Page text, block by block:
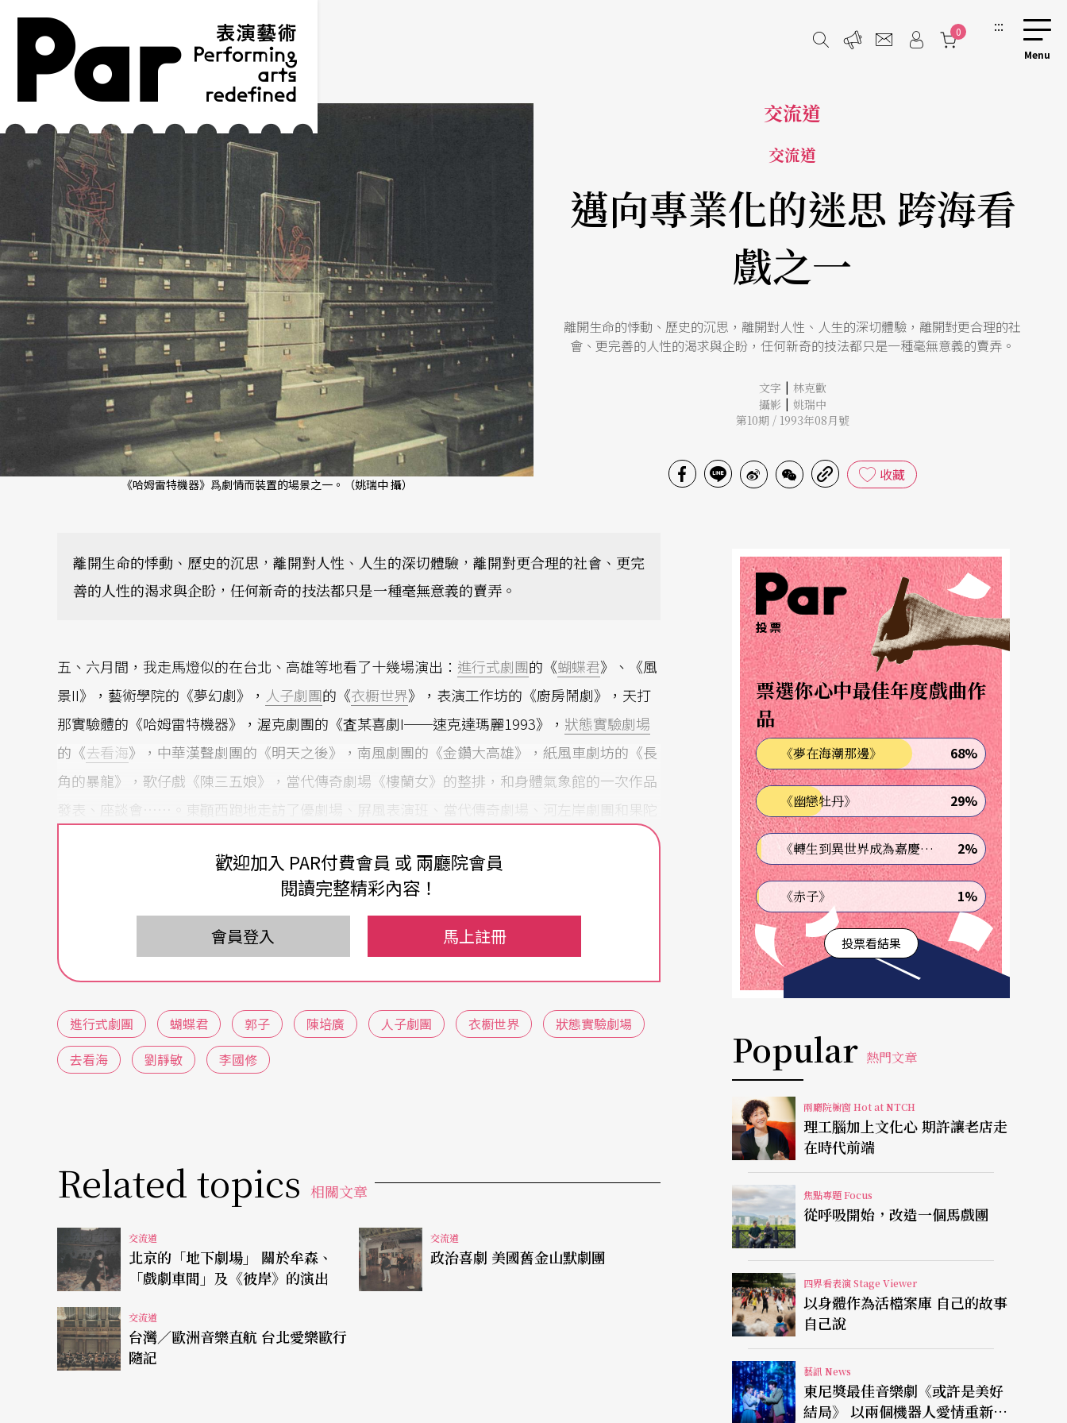
跳到主要內容區塊
網站導覽
0 :::
《哈姆雷特機器》爲劇情而裝置的場景之一。（姚瑞中 攝）
交流道
交流道
邁向專業化的迷思 跨海看
戲之一
離開生命的悸動、歷史的沉思，離開對人性、人生的深切體驗，離開對更合理的社
會、更完善的人性的渴求與企盼，任何新奇的技法都只是一種毫無意義的賣弄。
文字 | 林克歡
攝影 | 姚瑞中
第10期 / 1993年08月號
收藏
離開生命的悸動、歷史的沉思，離開對人性、人生的深切體驗，離開對更合理的社會、更完
善的人性的渴求與企盼，任何新奇的技法都只是一種毫無意義的賣弄。
五、六月間，我走馬燈似的在台北、高雄等地看了十幾場演出： 進行式劇團的《蝴蝶君》、《風
景II》，藝術學院的《夢幻劇》， 人子劇團的《衣櫉世界》，表演工作坊的《廚房鬧劇》，天打
那實驗體的《哈姆雷特機器》，渥克劇團的《査某喜劇I──速克達瑪麗1993》， 狀態實驗劇場
的《去看海》，中華漢聲劇團的《明天之後》，南風劇團的《金鑽大高雄》，紙風車劇坊的《長
角的暴龍》，歌仔戲《陳三五娘》，當代傳奇劇場《樓蘭女》的整排，和身體氣象館的一次作品
發表、座談會……。東顚西跑地走訪了優劇場、屛風表演班、當代傳奇劇場、河左岸劇團和果陀
劇場，同許多老朋友、新朋友不拘形式地交換了一些彼此的看法，使我獲益匪淺。但作爲一個來
去匆匆的訪問者和觀衆，我所得到的印象新鮮而零碎、紛繁而糾雜。這篇觀感簡略地寫下我對現
階段台灣戲劇的整體性感受和由此而引發的思索，至於涉及理論及美學層面的課題，留待以後再
小劇場：有待重新定位
在我所看到的演出中，有屬於地方戲曲的歌仔戲，有仍然信守寫實主義的傳統話劇，也有像《廚
房鬧劇》和《蝴蝶君》這類觀衆面比較寬泛的類商業演出，但大多數則是在小劇場演出，以靑少
年觀衆爲主要對像的實驗戲劇。它們各自擁有自己相對固定的觀衆群，不同類型的戲劇演出，適
但最令我感興趣的是台灣實驗劇的現狀和它的未來趨向。八〇年代以後，台灣小劇場活動從無到
有，生生滅滅，不絕如縷，終於蔚爲大觀，成爲民衆──尤其是靑少年──文化、精神生活一個
重要的組成部分，成爲戲劇探索和戲劇發展最活躍、最富有生命力的原創因素。
台灣小劇場活動在八〇年代初期、中期的發軔、勃興，有著台灣社會、政治、經濟、文化各方面
〇年代實驗戲劇的方法和經驗，成爲直接的推動力。但更爲重要的原因，恐怕是小劇場適時地成
爲激進的知識靑年突破學校的圍牆，直接與社會溝通的渠道，成了知識靑年次文化自我認同、自
歡迎加入 PAR付費會員 或 兩廳院會員
閱讀完整精彩內容！
會員登入 馬上註冊
進行式劇團 蝴蝶君 郭子 陳培廣 人子劇團 衣櫉世界
狀態實驗劇場
去看海
劉靜敏 李國修
Related topics 相關文章
交流道
北京的「地下劇場」 關於牟森、
「戲劇車間」及《彼岸》的演出
交流道
政治喜劇 美國舊金山默劇團
交流道
台灣／歐洲音樂直航 台北愛樂歐行
隨記
投票
票選你心中最佳年度戲曲作
品
《夢在海潮那邊》 68%
《幽戀牡丹》 29%
《轉生到異世界成為嘉慶君—發現我的祖先是詐騙集團!?》 2%
《赤子》 1%
投票看結果
Popular 熱門文章
兩廳院櫥窗 Hot at NTCH
理工腦加上文化心 期許讓老店走
在時代前端
焦點專題 Focus
從呼吸開始，改造一個馬戲團
四界看表演 Stage Viewer
以身體作為活檔案庫 自己的故事
自己說
藝訊 News
東尼獎最佳音樂劇《或許是美好
結局》 以兩個機器人愛情重新凝